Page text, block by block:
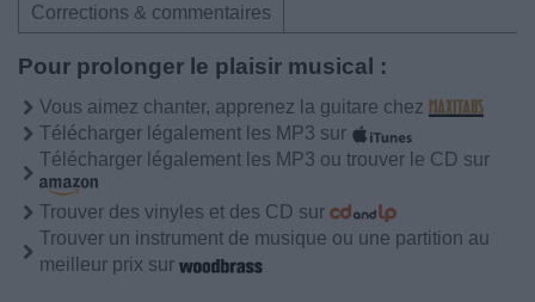
Corrections & commentaires
Pour prolonger le plaisir musical :
Vous aimez chanter, apprenez la guitare chez
Télécharger légalement les MP3 sur
Télécharger légalement les MP3 ou trouver le CD sur
Trouver des vinyles et des CD sur
Trouver un instrument de musique ou une partition au
meilleur prix sur